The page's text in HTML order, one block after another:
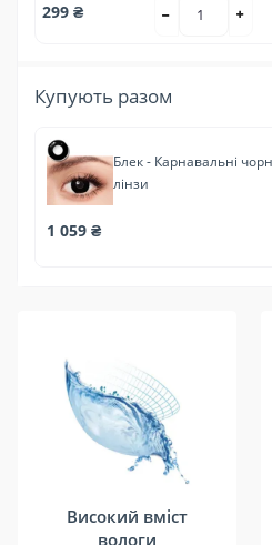
299 ₴
Купують разом
Блек - Карнавальні
лінзи
1 059 ₴
Високий вміст
вологи